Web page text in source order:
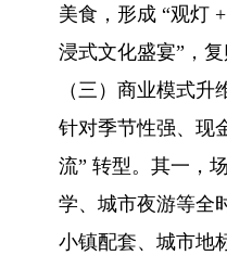
美食，形成 “观灯
浸式文化盛宴”，复
（三）商业模式升
针对季节性强、现
流” 转型。其一，
学、城市夜游等全
小镇配套、城市地